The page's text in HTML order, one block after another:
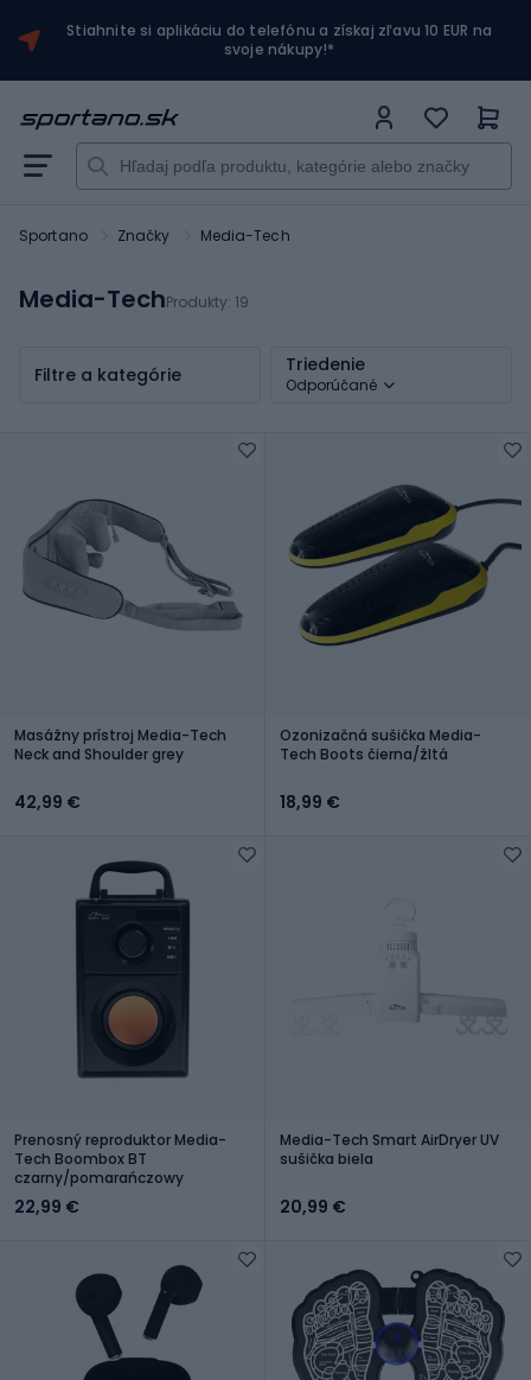
Stiahnite si aplikáciu do telefónu a získaj zľavu 10 EUR na
svoje nákupy!*
Sportano Značky Media-Tech
Media-TechProdukty: 19
Filtre a kategórie Triedenie
Odporúčané
Masážny prístroj Media-Tech
Neck and Shoulder grey
42,99 €
Ozonizačná sušička Media-
Tech Boots čierna/žltá
18,99 €
Prenosný reproduktor Media-
Tech Boombox BT
czarny/pomarańczowy
22,99 €
Media-Tech Smart AirDryer UV
sušička biela
20,99 €